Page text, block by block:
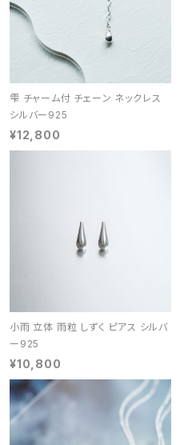
雫 チャーム付 チェーン ネックレス
シルバー925
¥12,800
小雨 立体 雨粒 しずく ピアス シルバ
ー925
¥10,800